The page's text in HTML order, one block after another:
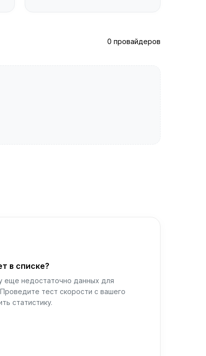
0 провайдеров
в списке?
еще недостаточно данных для
тест скорости с вашего
статистику.